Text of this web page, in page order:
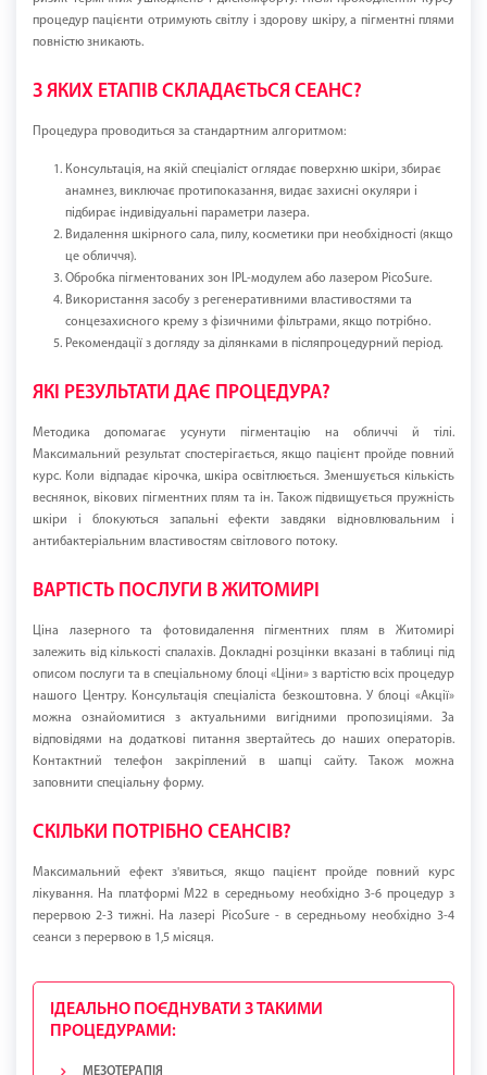
процедур пацієнти отримують світлу і здорову шкіру, а пігментні плями
повністю зникають.
З ЯКИХ ЕТАПІВ СКЛАДАЄТЬСЯ СЕАНС?
Процедура проводиться за стандартним алгоритмом:
Консультація, на якій спеціаліст оглядає поверхню шкіри, збирає
анамнез, виключає протипоказання, видає захисні окуляри і
підбирає індивідуальні параметри лазера.
Видалення шкірного сала, пилу, косметики при необхідності (якщо
це обличчя).
Обробка пігментованих зон IPL-модулем або лазером PicoSure.
Використання засобу з регенеративними властивостями та
сонцезахисного крему з фізичними фільтрами, якщо потрібно.
Рекомендації з догляду за ділянками в післяпроцедурний період.
ЯКІ РЕЗУЛЬТАТИ ДАЄ ПРОЦЕДУРА?
Методика допомагає усунути пігментацію на обличчі й тілі.
Максимальний результат спостерігається, якщо пацієнт пройде повний
курс. Коли відпадає кірочка, шкіра освітлюється. Зменшується кількість
веснянок, вікових пігментних плям та ін. Також підвищується пружність
шкіри і блокуються запальні ефекти завдяки відновлювальним і
антибактеріальним властивостям світлового потоку.
ВАРТІСТЬ ПОСЛУГИ В ЖИТОМИРІ
Ціна лазерного та фотовидалення пігментних плям в Житомирі
залежить від кількості спалахів. Докладні розцінки вказані в таблиці під
описом послуги та в спеціальному блоці «Ціни» з вартістю всіх процедур
нашого Центру. Консультація спеціаліста безкоштовна. У блоці «Акції»
можна ознайомитися з актуальними вигідними пропозиціями. За
відповідями на додаткові питання звертайтесь до наших операторів.
Контактний телефон закріплений в шапці сайту. Також можна
заповнити спеціальну форму.
СКІЛЬКИ ПОТРІБНО СЕАНСІВ?
Максимальний ефект з'явиться, якщо пацієнт пройде повний курс
лікування. На платформі М22 в середньому необхідно 3-6 процедур з
перервою 2-3 тижні. На лазері PicoSure - в середньому необхідно 3-4
сеанси з перервою в 1,5 місяця.
ІДЕАЛЬНО ПОЄДНУВАТИ З ТАКИМИ
ПРОЦЕДУРАМИ:
МЕЗОТЕРАПІЯ